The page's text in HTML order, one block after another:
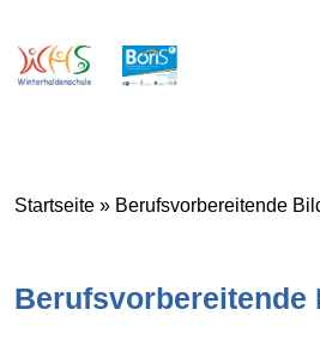
Startseite » Berufsvorbereitende
Berufsvorbereitende